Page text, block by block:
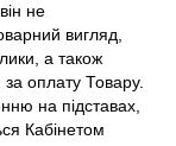
не
вигляд,
а також
оплату Товару.
на підставах,
Кабінетом